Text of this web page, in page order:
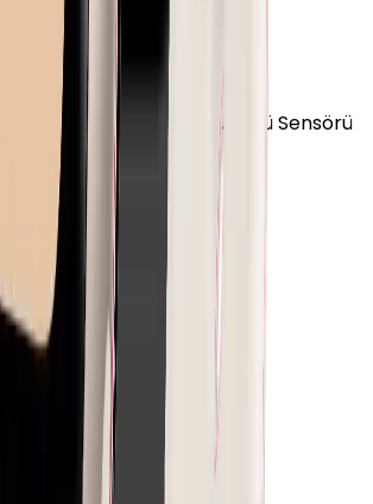
Yok
Derinlik Sensörü Gürültü Sensörü
Sistemi
iOS
Versiyonu
iOS 18+
Apple Watch
10